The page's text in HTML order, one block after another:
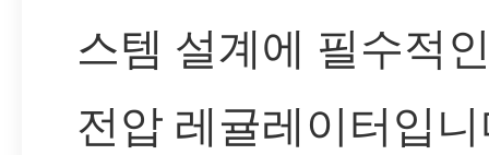
스템 설계에 필수적
전압 레귤레이터입